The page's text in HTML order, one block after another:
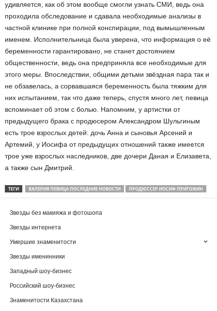
удивляется, как об этом вообще смогли узнать СМИ, ведь она
проходила обследование и сдавала необходимые анализы в
частной клинике при полной конспирации, под вымышленным
именем. Исполнительница была уверена, что информация о её
беременности гарантировано, не станет достоянием
общественности, ведь она предприняла все необходимые для
этого меры. Впоследствии, общими детьми звёздная пара так и
не обзавелась, а сорвавшаяся беременность была тяжким для
них испытанием, так что даже теперь, спустя много лет, певица
вспоминает об этом с болью. Напомним, у артистки от
предыдущего брака с продюсером Александром Шульгиным
есть трое взрослых детей: дочь Анна и сыновья Арсений и
Артемий, у Иосифа от предыдущих отношений также имеется
трое уже взрослых наследников, две дочери Даная и Елизавета,
а также сын Дмитрий.
ТЕГИ ВАЛЕРИЯ ПЕВИЦА ПОСЛЕДНИЕ НОВОСТИ ПРОДЮССЕР ИОСИФ ПРИГОЖИН
Звезды без макияжа и фотошопа
Звезды интернета
Умершие знаменитости
Звезды именинники
Западный шоу-бизнес
Российский шоу-бизнес
Знаменитости Казахстана